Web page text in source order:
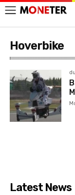
Hoverbike
Latest News